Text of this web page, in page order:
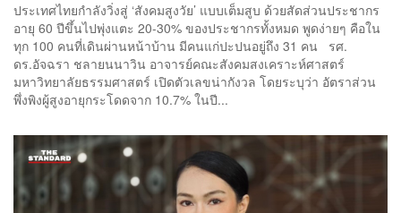
ประเทศไทยกำลังวิ่งสู่ ‘สังคมสูงวัย’ แบบเต็มสูบ ด้วยสัดส่วนประชากร
อายุ 60 ปีขึ้นไปพุ่งแตะ 20-30% ของประชากรทั้งหมด พูดง่ายๆ คือใน
ทุก 100 คนที่เดินผ่านหน้าบ้าน มีคนแก่ปะปนอยู่ถึง 31 คน รศ.
ดร.อัจฉรา ชลายนนาวิน อาจารย์คณะสังคมสงเคราะห์ศาสตร์
มหาวิทยาลัยธรรมศาสตร์ เปิดตัวเลขน่ากังวล โดยระบุว่า อัตราส่วน
พึ่งพิงผู้สูงอายุกระโดดจาก 10.7% ในปี...